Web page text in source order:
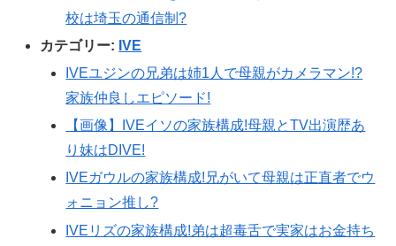
校は埼玉の通信制?
カテゴリー: IVE
IVEユジンの兄弟は姉1人で母親がカメラマン!?
家族仲良しエピソード!
【画像】IVEイソの家族構成!母親とTV出演歴あ
り妹はDIVE!
IVEガウルの家族構成!兄がいて母親は正直者でウ
ォニョン推し?
IVEリズの家族構成!弟は超毒舌で実家はお金持ち